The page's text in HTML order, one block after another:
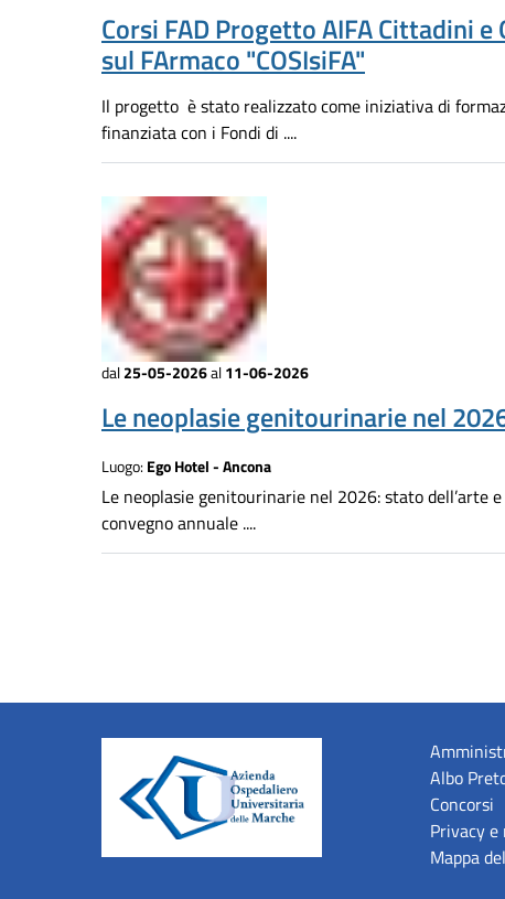
Corsi FAD Progetto AIFA Cittadini
sul FArmaco "COSIsiFA"
Il progetto è stato realizzato come iniziativa di
finanziata con i Fondi di ....
dal25-05-2026al 11-06-2026
Le neoplasie genitourinarie nel
Luogo: Ego Hotel - Ancona
Le neoplasie genitourinarie nel 2026: stato
convegno annuale ....
Albo
Concorsi
Privacy
Mappa